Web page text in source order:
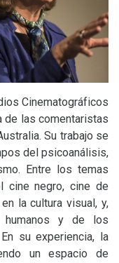
Cinematográficos
de las comentaristas
Su trabajo se
del psicoanálisis,
Entre los temas
cine negro, cine de
la cultura visual, y,
humanos y de los
su experiencia, la
un espacio de